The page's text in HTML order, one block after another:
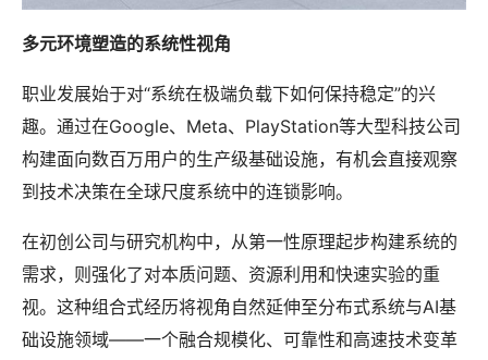
多元环境塑造的系统性视角
职业发展始于对“系统在极端负载下如何保持稳定”的兴
趣。通过在Google、Meta、PlayStation等大型科技公司
构建面向数百万用户的生产级基础设施，有机会直接观察
到技术决策在全球尺度系统中的连锁影响。
在初创公司与研究机构中，从第一性原理起步构建系统的
需求，则强化了对本质问题、资源利用和快速实验的重
视。这种组合式经历将视角自然延伸至分布式系统与AI基
础设施领域——一个融合规模化、可靠性和高速技术变革